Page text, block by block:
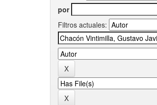
por
Filtros actuales: